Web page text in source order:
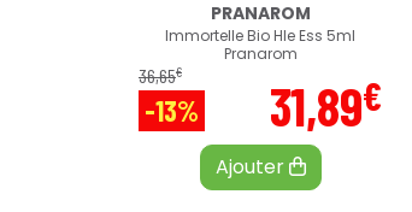
PRANAROM
Immortelle Bio Hle Ess 5ml
Pranarom
36,65€
-13% 31,89€
Ajouter